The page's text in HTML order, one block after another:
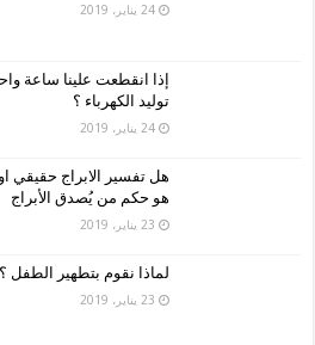
24 يناير، 2019
إذا انقطعت علينا ساعة
توليد الكهرباء ؟
24 يناير، 2019
هل تفسير الابراج حقيقي
هو حكم من يُصدق الأبراج
23 يناير، 2019
لماذا نقوم بتطهير الطفل ؟
23 يناير، 2019